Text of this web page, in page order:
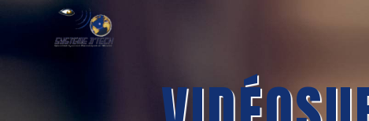
Panneau de gestion des cookies